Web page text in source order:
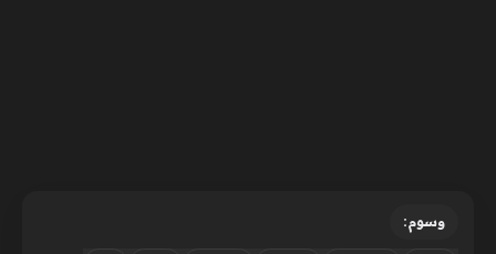
وسوم: